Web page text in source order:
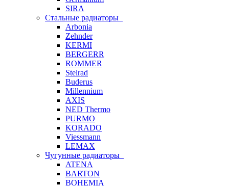
SIRA
Стальные радиаторы
Arbonia
Zehnder
KERMI
BERGERR
ROMMER
Stelrad
Buderus
Millennium
AXIS
NED Thermo
PURMO
KORADO
Viessmann
LEMAX
Чугунные радиаторы
ATENA
BARTON
BOHEMIA